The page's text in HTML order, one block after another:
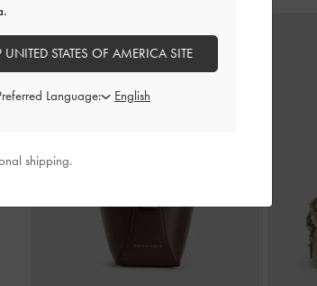
UNITED STATES OF AMERICA SITE
Language:
shipping.